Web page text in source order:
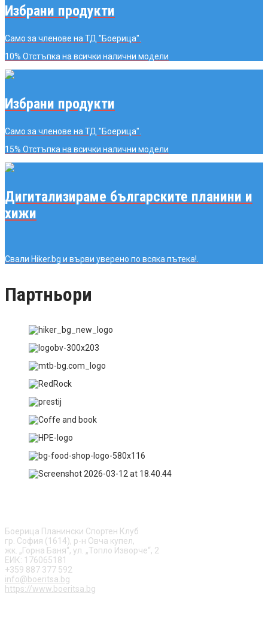
Избрани продукти
Само за членове на ТД "Боерица".
10% Отстъпка на всички налични модели
Избрани продукти
Само за членове на ТД "Боерица".
15% Отстъпка на всички налични модели
Дигитализираме българските планини и
хижи
Свали Hiker.bg и върви уверено по всяка пътека!.
Партньори
Боерица Планински Спортен Клуб
гр. София (1614), р-н Овча купел,
жк. „Горна Баня“, ул. „Топло Изворче“, 2
ЕИК: 176065181
+359 887 377 592
info@boeritsa.bg
https://www.boeritsa.bg